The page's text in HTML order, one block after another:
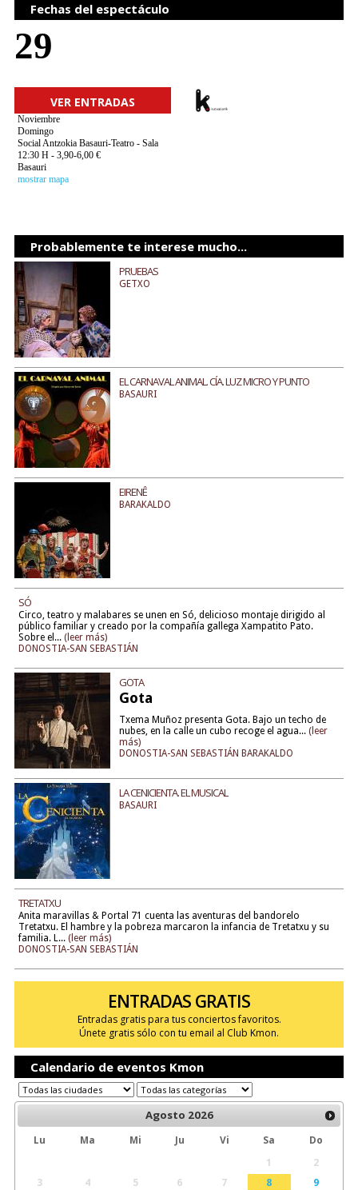
Fechas del espectáculo
29
VER ENTRADAS
Noviembre
Domingo
Social Antzokia Basauri-Teatro - Sala
12:30 H - 3,90-6,00 €
Basauri
mostrar mapa
Probablemente te interese mucho...
PRUEBAS
GETXO
EL CARNAVAL ANIMAL. CÍA. LUZ MICRO Y PUNTO
BASAURI
EIRENÊ
BARAKALDO
SÓ
Circo, teatro y malabares se unen en Só, delicioso montaje dirigido al
público familiar y creado por la compañía gallega Xampatito Pato.
Sobre el... (leer más)
DONOSTIA-SAN SEBASTIÁN
GOTA
Gota
Txema Muñoz presenta Gota. Bajo un techo de
nubes, en la calle un cubo recoge el agua... (leer
más)
DONOSTIA-SAN SEBASTIÁN BARAKALDO
LA CENICIENTA. EL MUSICAL
BASAURI
TRETATXU
Anita maravillas & Portal 71 cuenta las aventuras del bandorelo
Tretatxu. El hambre y la pobreza marcaron la infancia de Tretatxu y su
familia. L... (leer más)
DONOSTIA-SAN SEBASTIÁN
ENTRADAS GRATIS
Entradas gratis para tus conciertos favoritos.
Únete gratis sólo con tu email al Club Kmon.
Calendario de eventos Kmon
Agosto 2026
Lu Ma Mi Ju Vi Sa
Do
1
2
3
4 5 6 7 8
9